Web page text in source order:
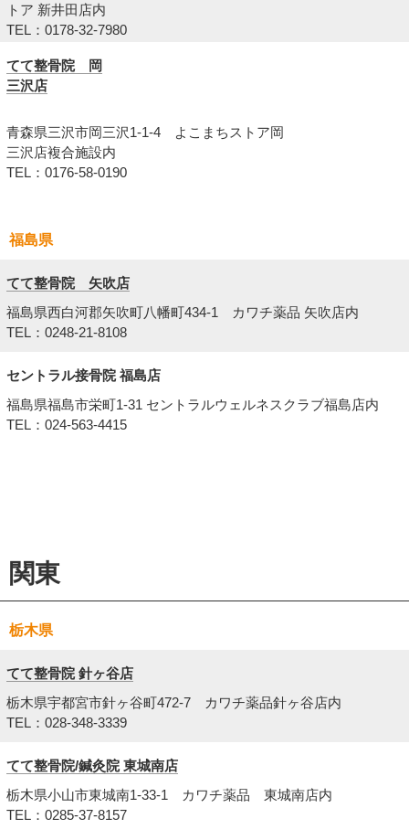
トア 新井田店内
TEL：0178-32-7980
てて整骨院 岡
三沢店
青森県三沢市岡三沢1-1-4 よこまちストア岡
三沢店複合施設内
TEL：0176-58-0190
福島県
てて整骨院 矢吹店
福島県西白河郡矢吹町八幡町434-1 カワチ薬品 矢吹店内
TEL：0248-21-8108
セントラル接骨院 福島店
福島県福島市栄町1-31 セントラルウェルネスクラブ福島店内
TEL：024-563-4415
関東
栃木県
てて整骨院 針ヶ谷店
栃木県宇都宮市針ヶ谷町472-7 カワチ薬品針ヶ谷店内
TEL：028-348-3339
てて整骨院/鍼灸院 東城南店
栃木県小山市東城南1-33-1 カワチ薬品 東城南店内
TEL：0285-37-8157